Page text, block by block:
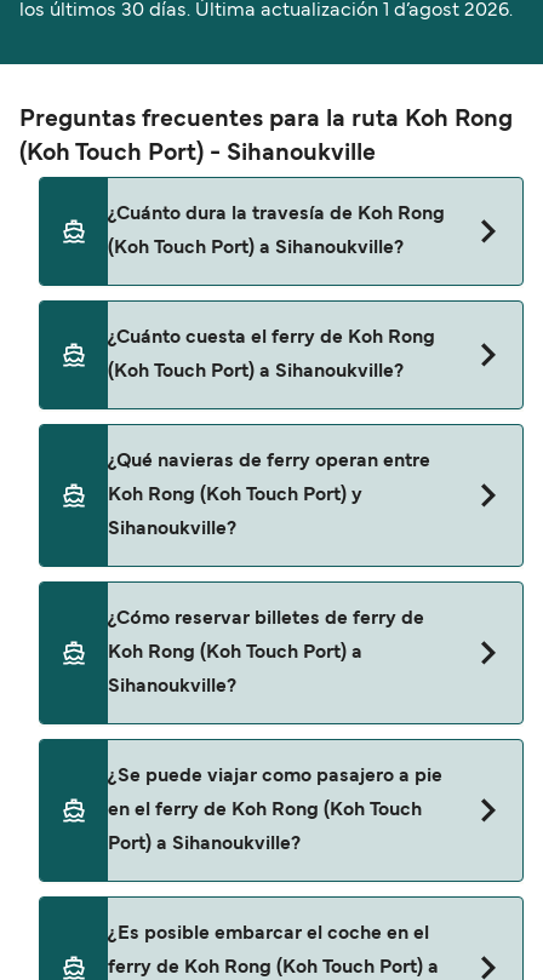
los últimos 30 días. Última actualización 1 d’agost 2026.
Preguntas frecuentes para la ruta Koh Rong
(Koh Touch Port) - Sihanoukville
¿Cuánto dura la travesía de Koh Rong
(Koh Touch Port) a Sihanoukville?
(Koh Touch Port) a Sihanoukville es de
aproximadamente 1 hora 15 minutos. La duración
de la travesía puede variar de una temporada a
online la información más actualizada.
¿Cuánto cuesta el ferry de Koh Rong
(Koh Touch Port) a Sihanoukville?
Sihanoukville puede variar según la temporada. El
precio promedio de un ferry de Koh Rong (Koh
Touch Port) a Sihanoukville es de 29€. El precio no
incluye los gastos de reserva.
¿Qué navieras de ferry operan entre
Koh Rong (Koh Touch Port) y
Sihanoukville?
ferry de Koh Rong (Koh Touch Port) a
Sihanoukville.
¿Cómo reservar billetes de ferry de
Koh Rong (Koh Touch Port) a
Sihanoukville?
Port) a Sihanoukville a través de nuestro
buscador de ferry online. Además, también
puedes consultar nuestra página de ofertas para
descrubrir las últimas promociones y descuentos
¿Se puede viajar como pasajero a pie
en el ferry de Koh Rong (Koh Touch
Port) a Sihanoukville?
Rong (Koh Touch Port) a Sihanoukville con:
¿Es posible embarcar el coche en el
ferry de Koh Rong (Koh Touch Port) a